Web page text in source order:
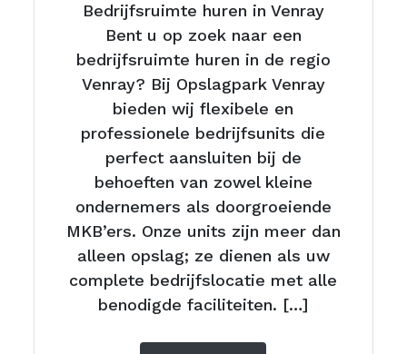
Bedrijfsruimte huren in Venray
Bent u op zoek naar een
bedrijfsruimte huren in de regio
Venray? Bij Opslagpark Venray
bieden wij flexibele en
professionele bedrijfsunits die
perfect aansluiten bij de
behoeften van zowel kleine
ondernemers als doorgroeiende
MKB’ers. Onze units zijn meer dan
alleen opslag; ze dienen als uw
complete bedrijfslocatie met alle
benodigde faciliteiten. […]